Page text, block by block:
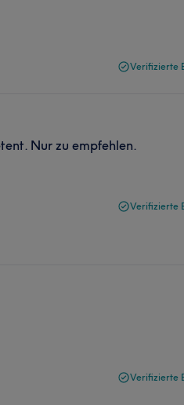
Verifizierte
Nur zu empfehlen.
Verifizierte
Verifizierte